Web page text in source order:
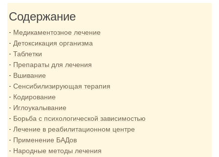
Содержание
Медикаментозное лечение
Детоксикация организма
Таблетки
Препараты для лечения
Вшивание
Сенсибилизирующая терапия
Кодирование
Иглоукалывание
Борьба с психологической зависимостью
Лечение в реабилитационном центре
Применение БАДов
Народные методы лечения